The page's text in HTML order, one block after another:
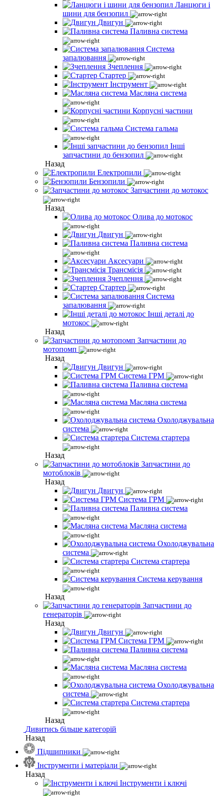
Ланцюги і
шини для бензопил
Двигун
Паливна система
Система
запалювання
Зчеплення
Стартер
Інструмент
Масляна система
Корпусні частини
Система гальма
Інші
запчастини до бензопил
Назад
Електропили
Бензопили
Запчастини до мотокос
Назад
Олива до мотокос
Двигун
Паливна система
Аксесуари
Трансмісія
Зчеплення
Стартер
Система
запалювання
Інші деталі до
мотокос
Назад
Запчастини до
мотопомп
Назад
Двигун
Система ГРМ
Паливна система
Масляна система
Охолоджувальна
система
Система стартера
Назад
Запчастини до
мотоблоків
Назад
Двигун
Система ГРМ
Паливна система
Масляна система
Охолоджувальна
система
Система стартера
Система керування
Назад
Запчастини до
генераторів
Назад
Двигун
Система ГРМ
Паливна система
Масляна система
Охолоджувальна
система
Система стартера
Назад
Дивитись більше категорій
Назад
Підшипники
Інструменти і матеріали
Назад
Інструменти і ключі